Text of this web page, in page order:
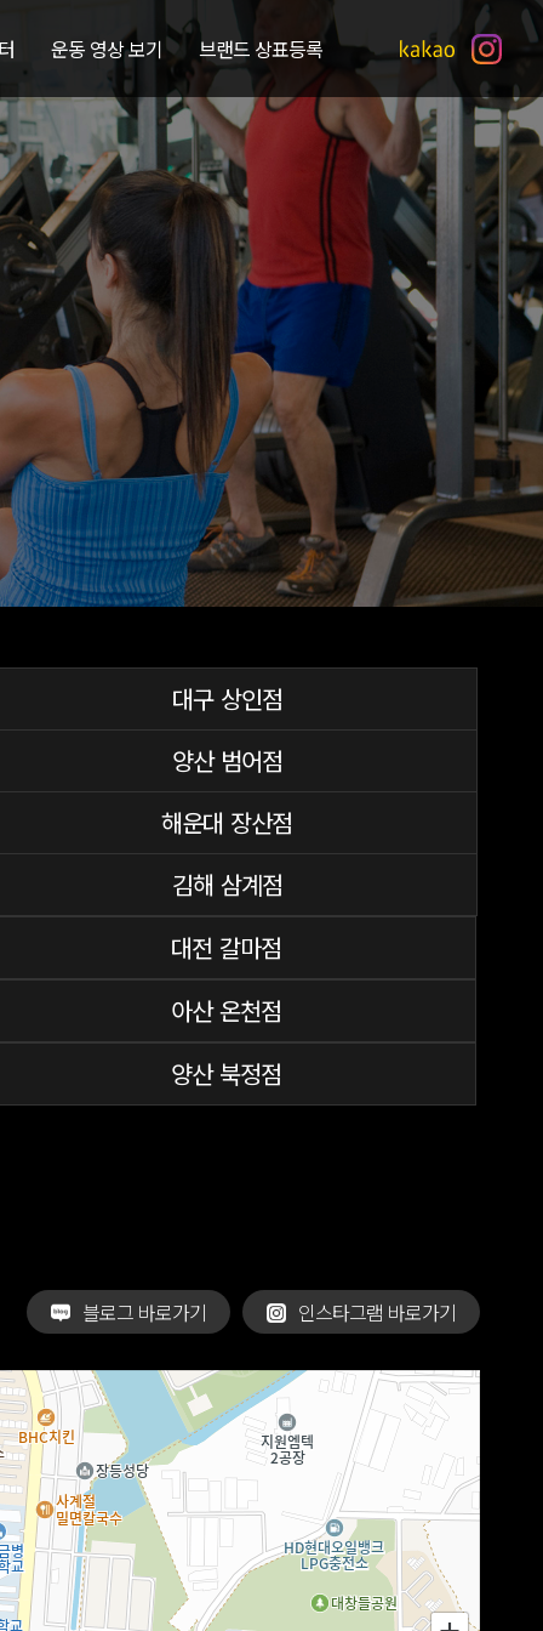
운동 영상 보기 브랜드 상표등록
대구 상인점
양산 범어점
해운대 장산점
김해 삼계점
대전 갈마점
아산 온천점
양산 북정점
인스타그램 바로가기
블로그 바로가기